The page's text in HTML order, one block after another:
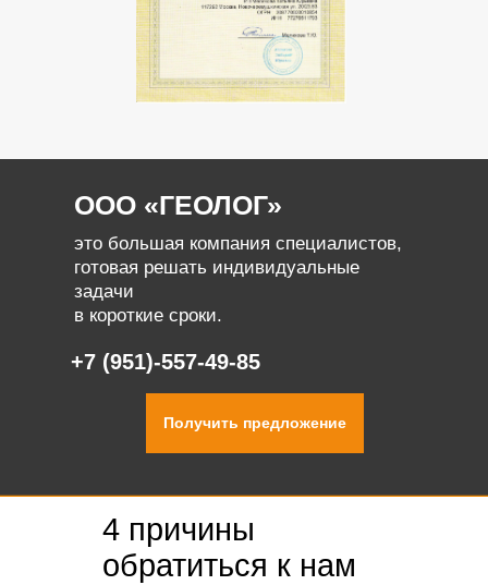
ООО «ГЕОЛОГ»
это большая компания специалистов,
готовая решать индивидуальные
задачи
в короткие сроки.
+7 (951)-557-49-85
Получить предложение
4 причины
обратиться к нам